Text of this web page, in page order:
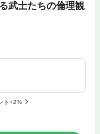
武士たちの倫理観
ト+2%